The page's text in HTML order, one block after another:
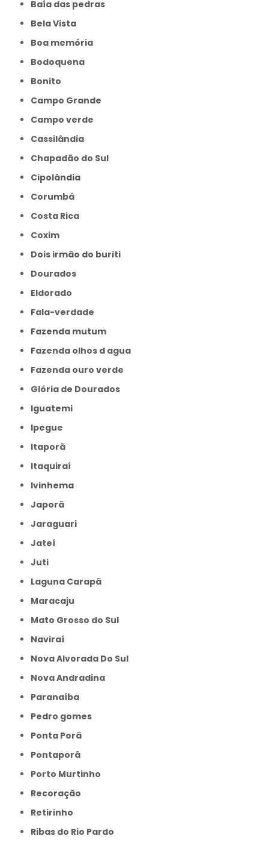
Baía das pedras
Bela Vista
Boa memória
Bodoquena
Bonito
Campo Grande
Campo verde
Cassilândia
Chapadão do Sul
Cipolândia
Corumbá
Costa Rica
Coxim
Dois irmão do buriti
Dourados
Eldorado
Fala-verdade
Fazenda mutum
Fazenda olhos d agua
Fazenda ouro verde
Glória de Dourados
Iguatemi
Ipegue
Itaporã
Itaquiraí
Ivinhema
Japorã
Jaraguari
Jateí
Juti
Laguna Carapã
Maracaju
Mato Grosso do Sul
Naviraí
Nova Alvorada Do Sul
Nova Andradina
Paranaíba
Pedro gomes
Ponta Porã
Pontaporâ
Porto Murtinho
Recoração
Retirinho
Ribas do Rio Pardo